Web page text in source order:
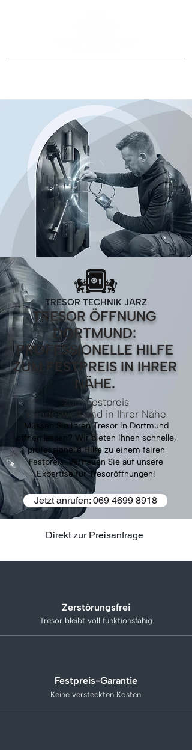
TRESOR ÖFFNUNG
DORTMUND:
PROFESSIONELLE HILFE
ZUM FESTPREIS IN IHRER
NÄHE.
zum Festpreis
Bundesweit und in Ihrer Nähe
Müssen Sie Ihren Tresor in Dortmund
öffnen lassen? Wir bieten Ihnen schnelle,
professionelle Hilfe zu einem fairen
Festpreis. Vertrauen Sie auf unsere
Expertise für Tresoröffnungen!
Jetzt anrufen: 069 4699 8918
TRESOR TECHNIK JARZ
Direkt zur Preisanfrage
Zerstörungsfrei
Tresor bleibt voll funktionsfähig
Festpreis-Garantie
Keine versteckten Kosten